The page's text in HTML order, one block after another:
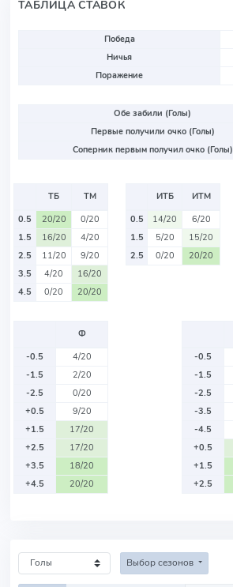
ТАБЛИЦА СТАВОК
Победа
Ничья
Поражение
Обе забили (Голы)
Первые получили очко (Голы)
Соперник первым получил очко (Голы)
ТБ
ТМ
0.5
20/20
0/20
1.5
16/20
4/20
2.5
11/20
9/20
3.5
4/20
16/20
4.5
0/20 20/20
ИТБ
ИТМ
0.5
14/20
6/20
1.5
5/20
15/20
2.5
0/20 20/20
Ф
-0.5
4/20
-1.5
2/20
-2.5
0/20
+0.5
9/20
+1.5
17/20
+2.5
17/20
+3.5
18/20
+4.5
20/20
-0.5
-1.5
-2.5
-3.5
-4.5
+0.5
+1.5
+2.5
Выбор сезонов